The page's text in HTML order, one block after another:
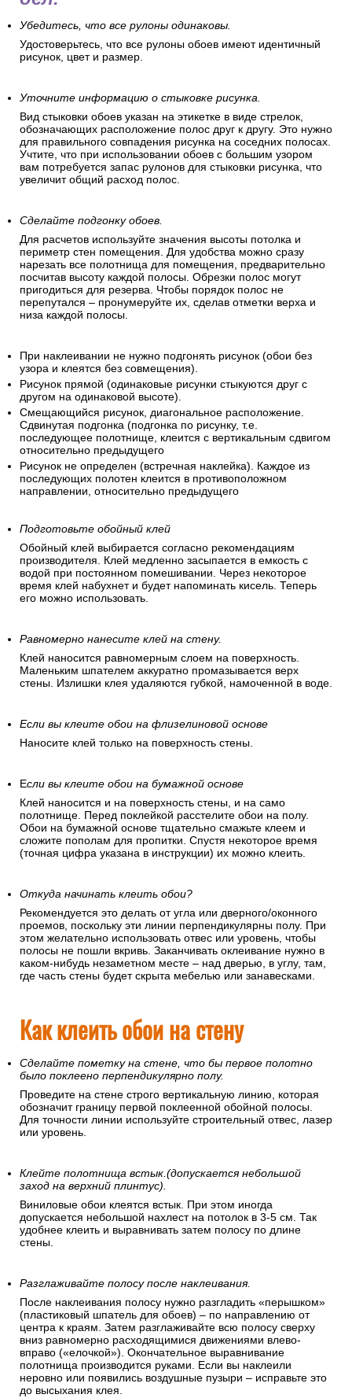
Убедитесь, что все рулоны одинаковы.
Удостоверьтесь, что все рулоны обоев имеют идентичный
рисунок, цвет и размер.
Уточните информацию о стыковке рисунка.
Вид стыковки обоев указан на этикетке в виде стрелок,
обозначающих расположение полос друг к другу. Это нужно
для правильного совпадения рисунка на соседних полосах.
Учтите, что при использовании обоев с большим узором
вам потребуется запас рулонов для стыковки рисунка, что
увеличит общий расход полос.
Сделайте подгонку обоев.
Для расчетов используйте значения высоты потолка и
периметр стен помещения. Для удобства можно сразу
нарезать все полотнища для помещения, предварительно
посчитав высоту каждой полосы. Обрезки полос могут
пригодиться для резерва. Чтобы порядок полос не
перепутался – пронумеруйте их, сделав отметки верха и
низа каждой полосы.
При наклеивании не нужно подгонять рисунок (обои без
узора и клеятся без совмещения).
Рисунок прямой (одинаковые рисунки стыкуются друг с
другом на одинаковой высоте).
Смещающийся рисунок, диагональное расположение.
Сдвинутая подгонка (подгонка по рисунку, т.е.
последующее полотнище, клеится с вертикальным сдвигом
относительно предыдущего
Рисунок не определен (встречная наклейка). Каждое из
последующих полотен клеится в противоположном
направлении, относительно предыдущего
Подготовьте обойный клей
Обойный клей выбирается согласно рекомендациям
производителя. Клей медленно засыпается в емкость с
водой при постоянном помешивании. Через некоторое
время клей набухнет и будет напоминать кисель. Теперь
его можно использовать.
Равномерно нанесите клей на стену.
Клей наносится равномерным слоем на поверхность.
Маленьким шпателем аккуратно промазывается верх
стены. Излишки клея удаляются губкой, намоченной в воде.
Если вы клеите обои на флизелиновой основе
Наносите клей только на поверхность стены.
Если вы клеите обои на бумажной основе
Клей наносится и на поверхность стены, и на само
полотнище. Перед поклейкой расстелите обои на полу.
Обои на бумажной основе тщательно смажьте клеем и
сложите пополам для пропитки. Спустя некоторое время
(точная цифра указана в инструкции) их можно клеить.
Откуда начинать клеить обои?
Рекомендуется это делать от угла или дверного/оконного
проемов, поскольку эти линии перпендикулярны полу. При
этом желательно использовать отвес или уровень, чтобы
полосы не пошли вкривь. Заканчивать оклеивание нужно в
каком-нибудь незаметном месте – над дверью, в углу, там,
где часть стены будет скрыта мебелью или занавесками.
Как клеить обои на стену
Сделайте пометку на стене, что бы первое полотно
было поклеено перпендикулярно полу.
Проведите на стене строго вертикальную линию, которая
обозначит границу первой поклеенной обойной полосы.
Для точности линии используйте строительный отвес, лазер
или уровень.
Клейте полотнища встык.(допускается небольшой
заход на верхний плинтус).
Виниловые обои клеятся встык. При этом иногда
допускается небольшой нахлест на потолок в 3-5 см. Так
удобнее клеить и выравнивать затем полосу по длине
стены.
Разглаживайте полосу после наклеивания.
После наклеивания полосу нужно разгладить «перышком»
(пластиковый шпатель для обоев) – по направлению от
центра к краям. Затем разглаживайте всю полосу сверху
вниз равномерно расходящимися движениями влево-
вправо («елочкой»). Окончательное выравнивание
полотнища производится руками. Если вы наклеили
неровно или появились воздушные пузыри – исправьте это
до высыхания клея.